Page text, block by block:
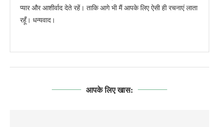
प्यार और आशीर्वाद देते रहें। ताकि आगे भी मैं आपके लिए ऐसी ही रचनाएं लाता
रहूँ। धन्यवाद।
आपके लिए खास: